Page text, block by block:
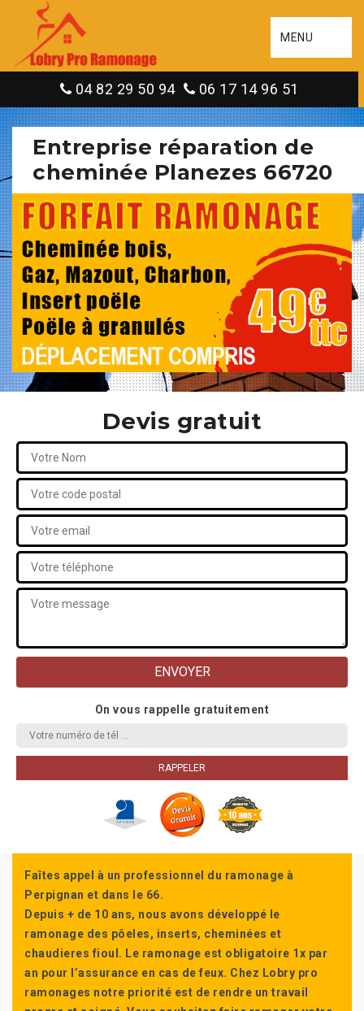
MENU
04 82 29 50 94 06 17 14 96 51
Entreprise réparation de
cheminée Planezes 66720
Devis gratuit
On vous rappelle gratuitement
Faîtes appel à un professionnel du ramonage à
Perpignan et dans le 66.
Depuis + de 10 ans, nous avons développé le
ramonage des pôeles, inserts, cheminées et
chaudieres fioul. Le ramonage est obligatoire 1x par
an pour l’assurance en cas de feux. Chez Lobry pro
ramonages notre priorité est de rendre un travail